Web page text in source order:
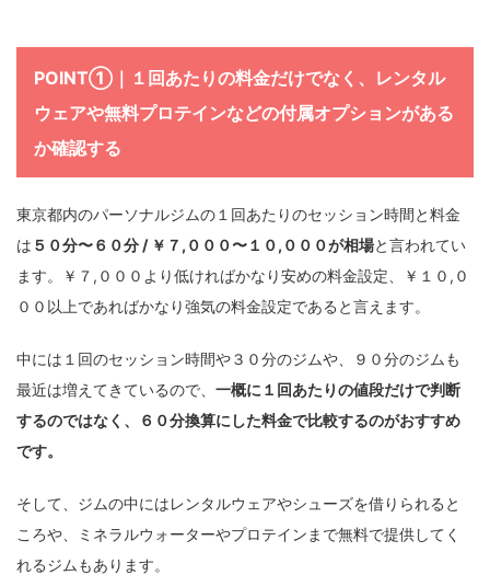
POINT①｜１回あたりの料金だけでなく、レンタル
ウェアや無料プロテインなどの付属オプションがある
か確認する
東京都内のパーソナルジムの１回あたりのセッション時間と料金
は ５０分〜６０分 / ￥７,０００〜１０,０００が相場と言われてい
ます。￥７,０００より低ければかなり安めの料金設定、￥１０,０
００以上であればかなり強気の料金設定であると言えます。
中には１回のセッション時間や３０分のジムや、９０分のジムも
最近は増えてきているので、 一概に１回あたりの値段だけで判断
するのではなく、６０分換算にした料金で比較するのがおすすめ
です。
そして、ジムの中にはレンタルウェアやシューズを借りられると
ころや、ミネラルウォーターやプロテインまで無料で提供してく
れるジムもあります。